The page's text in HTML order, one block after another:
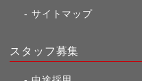
サイトマップ
スタッフ募集